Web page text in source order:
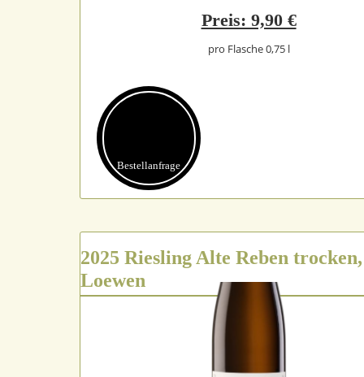
Preis: 9,90 €
pro Flasche 0,75 l
Bestell­anfrage
2025 Riesling Alte Reben
Loewen